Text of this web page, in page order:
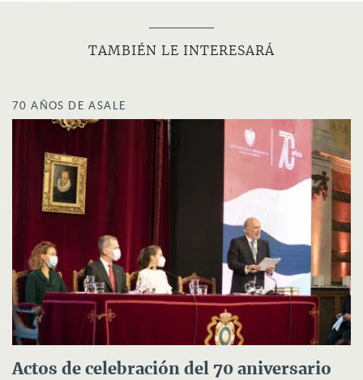
TAMBIÉN LE INTERESARÁ
70 AÑOS DE ASALE
Actos de celebración del 70 aniversario